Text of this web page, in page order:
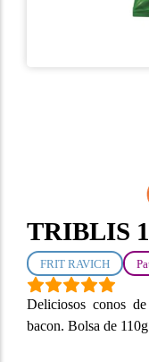
TRIBLIS
FRIT RAVICH
Deliciosos conos
bacon. Bolsa de 110g